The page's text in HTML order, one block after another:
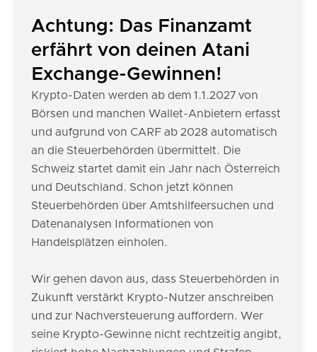
Achtung: Das Finanzamt
erfährt von deinen Atani
Exchange-Gewinnen!
Krypto-Daten werden ab dem 1.1.2027 von
Börsen und manchen Wallet-Anbietern erfasst
und aufgrund von CARF ab 2028 automatisch
an die Steuerbehörden übermittelt. Die
Schweiz startet damit ein Jahr nach Österreich
und Deutschland. Schon jetzt können
Steuerbehörden über Amtshilfeersuchen und
Datenanalysen Informationen von
Handelsplätzen einholen.
Wir gehen davon aus, dass Steuerbehörden in
Zukunft verstärkt Krypto-Nutzer anschreiben
und zur Nachversteuerung auffordern. Wer
seine Krypto-Gewinne nicht rechtzeitig angibt,